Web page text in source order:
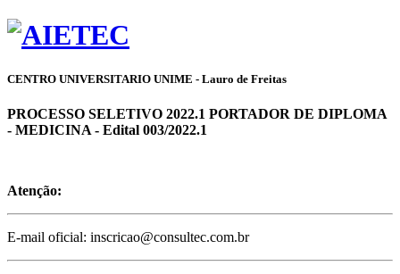
CENTRO UNIVERSITARIO UNIME - Lauro de Freitas
PROCESSO SELETIVO 2022.1 PORTADOR DE DIPLOMA
- MEDICINA - Edital 003/2022.1
Atenção:
E-mail oficial: inscricao@consultec.com.br